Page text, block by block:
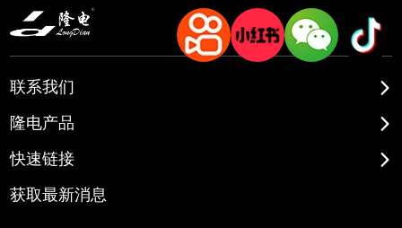
联系我们
隆电产品
快速链接
获取最新消息